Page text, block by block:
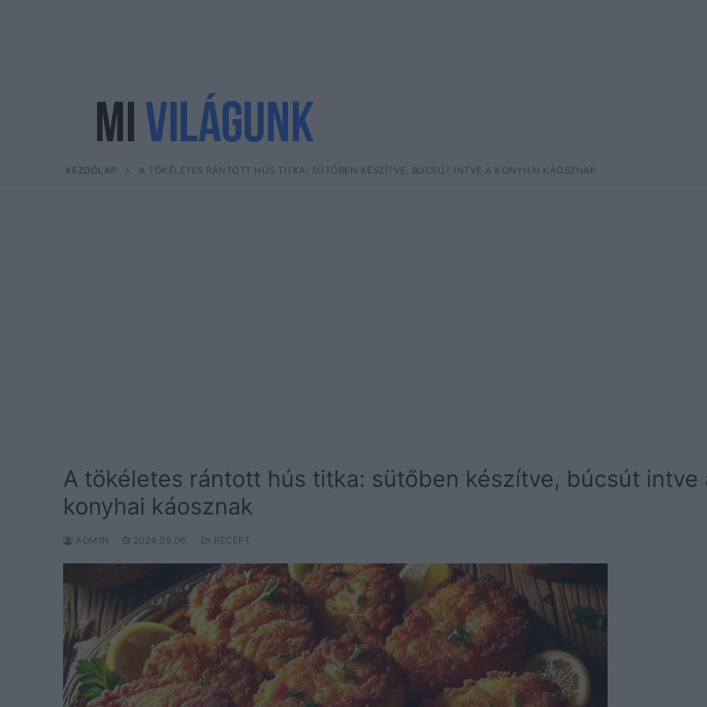
KEZDŐLAP A TÖKÉLETES RÁNTOTT HÚS TITKA: SÜTŐBEN KÉSZÍTVE, BÚCSÚT INTVE A KONYHAI KÁOSZNAK
A tökéletes rántott hús titka: sütőben készítve, búcsút intve
konyhai káosznak
ADM1N 2024.09.06. RECEPT